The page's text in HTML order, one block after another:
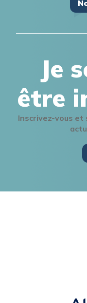
Je
être
Inscrivez-vous